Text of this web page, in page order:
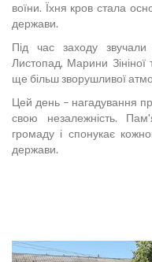
воїни. Їхня кров стала
держави.
Під час заходу
Листопад, Марини
ще більш зворушливої
Цей день – нагадування
свою незалежність.
громаду і спонукає
держави.